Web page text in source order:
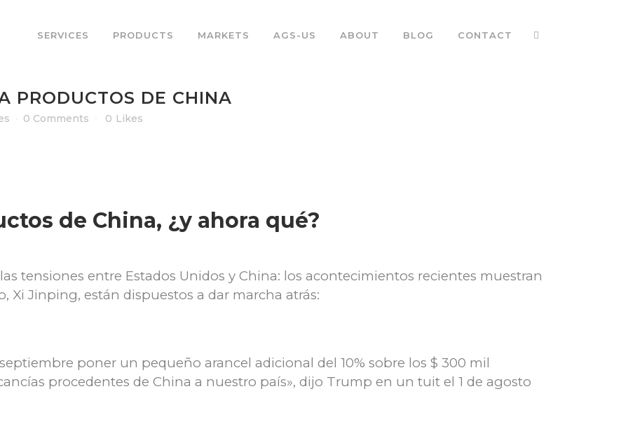
SERVICES PRODUCTS MARKETS AGS-US ABOUT BLOG CONTACT
PRODUCTOS DE CHINA
0 Comments 0 Likes
de China, ¿y ahora qué?
tensiones entre Estados Unidos y China: los acontecimientos recientes muestran
Jinping, están dispuestos a dar marcha atrás:
poner un pequeño arancel adicional del 10% sobre los $ 300 mil
procedentes de China a nuestro país», dijo Trump en un tuit el 1 de agosto